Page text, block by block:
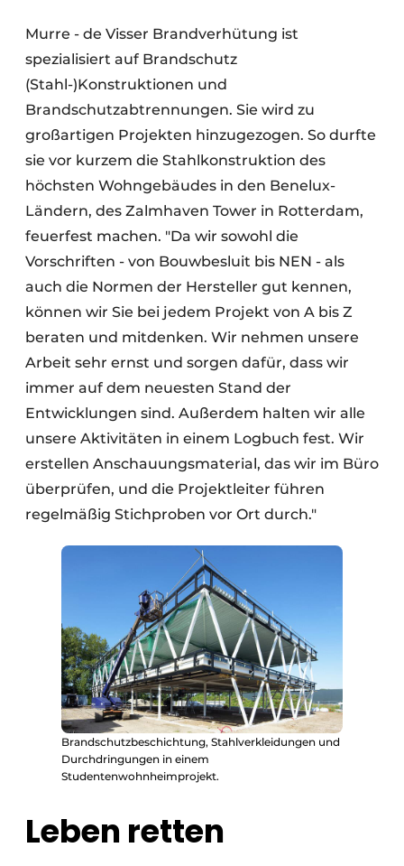
Murre - de Visser Brandverhütung ist
spezialisiert auf Brandschutz
(Stahl-)Konstruktionen und
Brandschutzabtrennungen. Sie wird zu
großartigen Projekten hinzugezogen. So durfte
sie vor kurzem die Stahlkonstruktion des
höchsten Wohngebäudes in den Benelux-
Ländern, des Zalmhaven Tower in Rotterdam,
feuerfest machen. "Da wir sowohl die
Vorschriften - von Bouwbesluit bis NEN - als
auch die Normen der Hersteller gut kennen,
können wir Sie bei jedem Projekt von A bis Z
beraten und mitdenken. Wir nehmen unsere
Arbeit sehr ernst und sorgen dafür, dass wir
immer auf dem neuesten Stand der
Entwicklungen sind. Außerdem halten wir alle
unsere Aktivitäten in einem Logbuch fest. Wir
erstellen Anschauungsmaterial, das wir im Büro
überprüfen, und die Projektleiter führen
regelmäßig Stichproben vor Ort durch."
Brandschutzbeschichtung, Stahlverkleidungen und
Durchdringungen in einem
Studentenwohnheimprojekt.
Leben retten